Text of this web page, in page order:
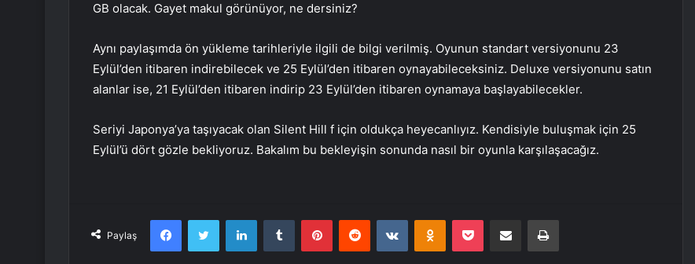
GB olacak. Gayet makul görünüyor, ne dersiniz?
Aynı paylaşımda ön yükleme tarihleriyle ilgili de bilgi verilmiş. Oyunun standart versiyonunu 23
Eylül’den itibaren indirebilecek ve 25 Eylül’den itibaren oynayabileceksiniz. Deluxe versiyonunu satın
alanlar ise, 21 Eylül’den itibaren indirip 23 Eylül’den itibaren oynamaya başlayabilecekler.
Seriyi Japonya’ya taşıyacak olan Silent Hill f için oldukça heyecanlıyız. Kendisiyle buluşmak için 25
Eylül’ü dört gözle bekliyoruz. Bakalım bu bekleyişin sonunda nasıl bir oyunla karşılaşacağız.
Paylaş
FacebookTwitter LinkedInTumblr PinterestReddit VKontakteOdnoklassniki
Pocket E-Posta ile paylaş Yazdır